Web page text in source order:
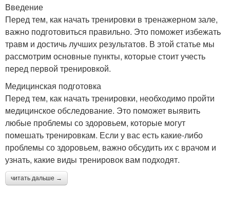
Введение
Перед тем, как начать тренировки в тренажерном зале,
важно подготовиться правильно. Это поможет избежать
травм и достичь лучших результатов. В этой статье мы
рассмотрим основные пункты, которые стоит учесть
перед первой тренировкой.
Медицинская подготовка
Перед тем, как начать тренировки, необходимо пройти
медицинское обследование. Это поможет выявить
любые проблемы со здоровьем, которые могут
помешать тренировкам. Если у вас есть какие-либо
проблемы со здоровьем, важно обсудить их с врачом и
узнать, какие виды тренировок вам подходят.
читать дальше →